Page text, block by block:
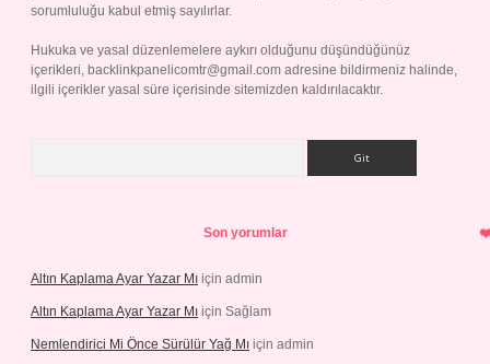
sorumluluğu kabul etmiş sayılırlar.
Hukuka ve yasal düzenlemelere aykırı olduğunu düşündüğünüz
içerikleri, backlinkpanelicomtr@gmail.com adresine bildirmeniz halinde,
ilgili içerikler yasal süre içerisinde sitemizden kaldırılacaktır.
Son yorumlar
Altın Kaplama Ayar Yazar Mı için admin
Altın Kaplama Ayar Yazar Mı için Sağlam
Nemlendirici Mi Önce Sürülür Yağ Mı için admin